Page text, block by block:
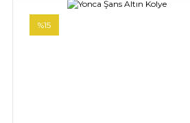
%15